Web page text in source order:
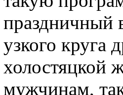
праздничный
узкого круга
холостяцкой
мужчинам,